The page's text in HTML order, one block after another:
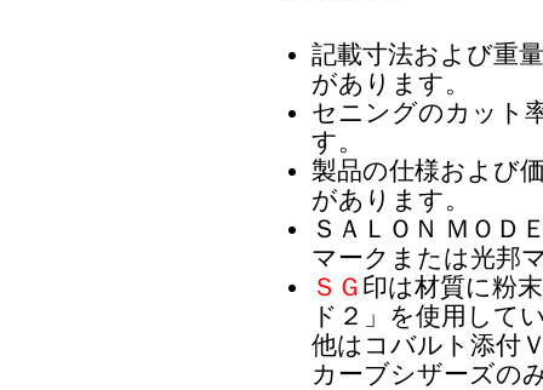
記載寸法および重
があります。
セニングのカット
す。
製品の仕様および
があります。
ＳＡＬＯＮ ＭＯＤ
マークまたは光邦
ＳＧ 印は材質に粉
ド２」を使用して
他はコバルト添付
カーブシザーズの